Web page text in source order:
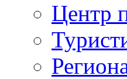
Центр